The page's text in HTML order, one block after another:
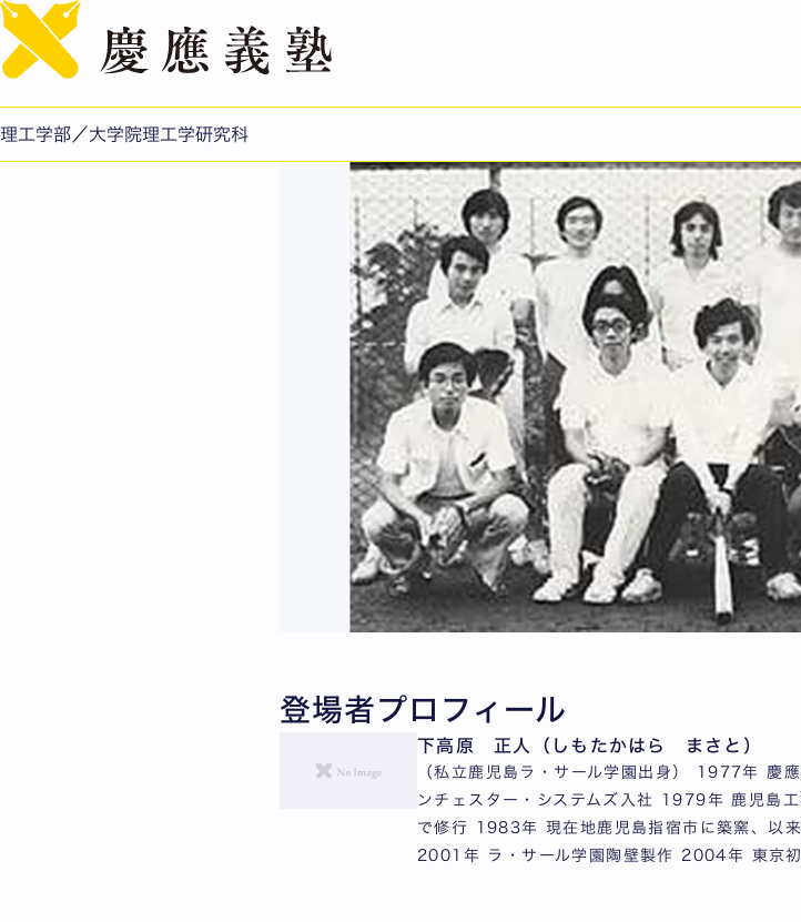
理工学部／大学院理工学研究科
［第9回］ 下高原 正人
登場者プロフィール
下高原 正人（しもたかはら まさと）
（私立鹿児島ラ・サール学園出身） 1977年 慶
ンチェスター・システムズ入社 1979年 鹿児島
で修行 1983年 現在地鹿児島指宿市に築窯、以
2001年 ラ・サール学園陶壁製作 2004年 東京